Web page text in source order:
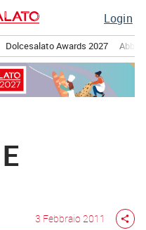
Login
Dolcesalato Awards 2027
3 Febbraio 2011 share